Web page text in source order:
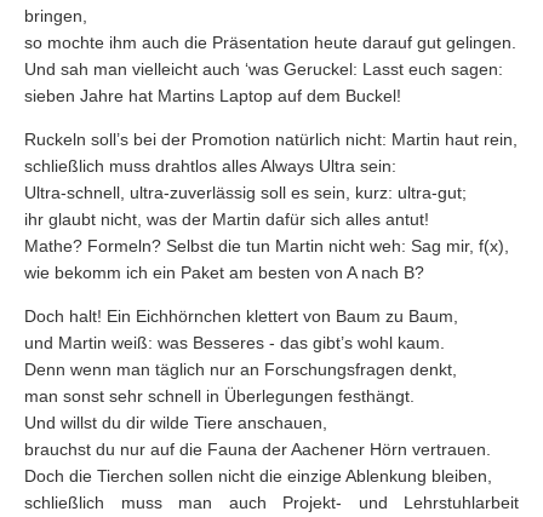
bringen,
so mochte ihm auch die Präsentation heute darauf gut gelingen.
Und sah man vielleicht auch ‘was Geruckel: Lasst euch sagen:
sieben Jahre hat Martins Laptop auf dem Buckel!
Ruckeln soll’s bei der Promotion natürlich nicht: Martin haut rein,
schließlich muss drahtlos alles Always Ultra sein:
Ultra-schnell, ultra-zuverlässig soll es sein, kurz: ultra-gut;
ihr glaubt nicht, was der Martin dafür sich alles antut!
Mathe? Formeln? Selbst die tun Martin nicht weh: Sag mir, f(x),
wie bekomm ich ein Paket am besten von A nach B?
Doch halt! Ein Eichhörnchen klettert von Baum zu Baum,
und Martin weiß: was Besseres - das gibt’s wohl kaum.
Denn wenn man täglich nur an Forschungsfragen denkt,
man sonst sehr schnell in Überlegungen festhängt.
Und willst du dir wilde Tiere anschauen,
brauchst du nur auf die Fauna der Aachener Hörn vertrauen.
Doch die Tierchen sollen nicht die einzige Ablenkung bleiben,
schließlich muss man auch Projekt- und Lehrstuhlarbeit